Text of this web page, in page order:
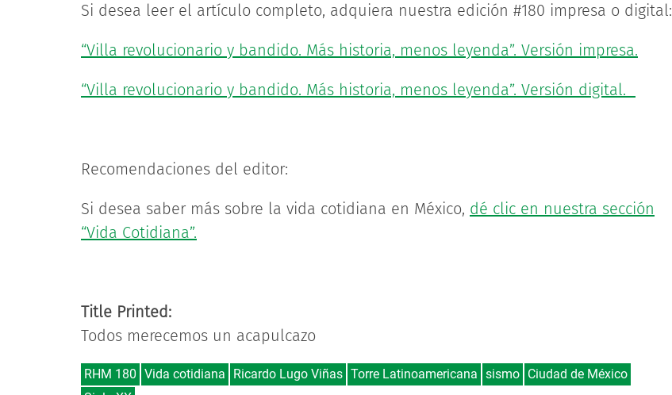
Si desea leer el artículo completo, adquiera nuestra edición #180 impresa o digital:
“Villa revolucionario y bandido. Más historia, menos leyenda”. Versión impresa.
“Villa revolucionario y bandido. Más historia, menos leyenda”. Versión digital.
Recomendaciones del editor:
Si desea saber más sobre la vida cotidiana en México, dé clic en nuestra sección
“Vida Cotidiana”.
Title Printed:
Todos merecemos un acapulcazo
RHM 180 Vida cotidiana Ricardo Lugo Viñas Torre Latinoamericana sismo Ciudad de México